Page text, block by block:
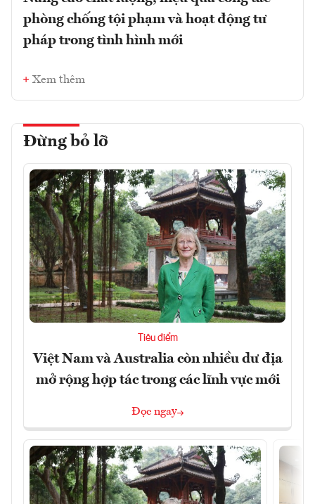
phòng chống tội phạm và hoạt động tư
pháp trong tình hình mới
Xem thêm
Đừng bỏ lỡ
Tiêu điểm
Việt Nam và Australia còn nhiều dư địa
mở rộng hợp tác trong các lĩnh vực mới
Đọc ngay